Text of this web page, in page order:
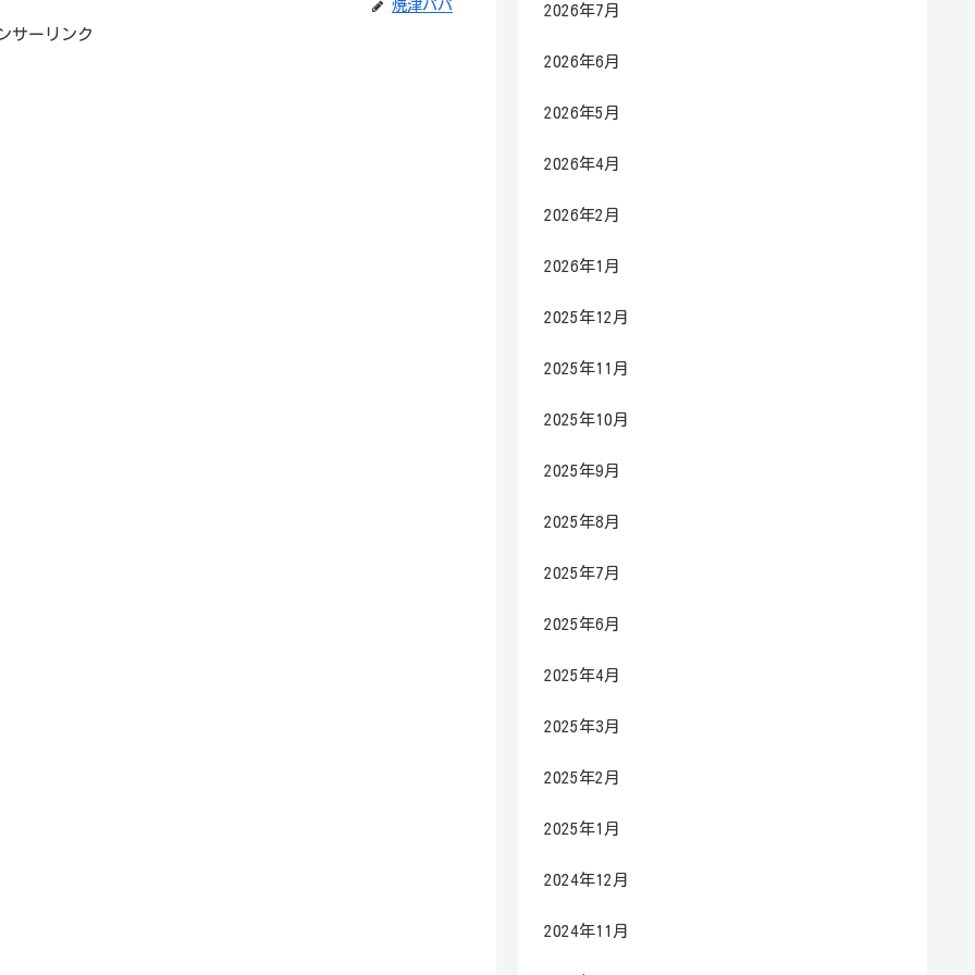
焼津パパ
サーリンク
2026年7月
2026年6月
2026年5月
2026年4月
2026年2月
2026年1月
2025年12月
2025年11月
2025年10月
2025年9月
2025年8月
2025年7月
2025年6月
2025年4月
2025年3月
2025年2月
2025年1月
2024年12月
2024年11月